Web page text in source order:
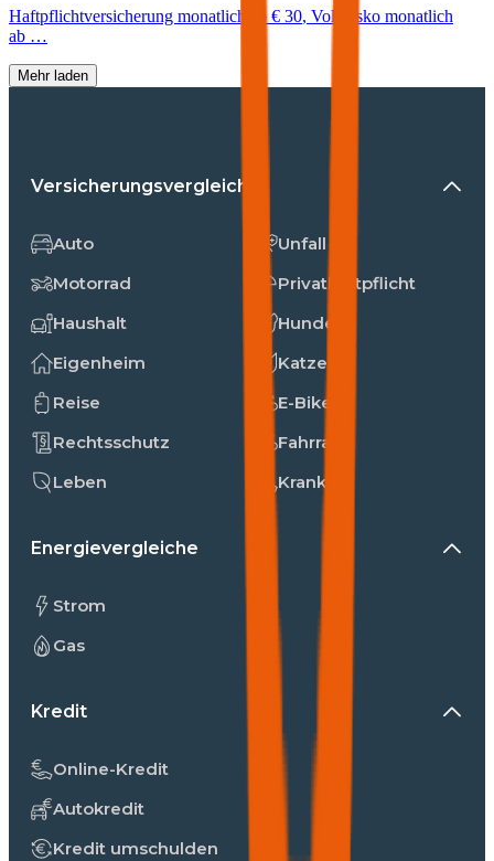
Haftpflichtversicherung monatlich ab € 30, Vollkasko monatlich
ab …
Mehr laden
Versicherungsvergleiche
Auto
Motorrad
Haushalt
Eigenheim
Reise
Rechtsschutz
Leben
Unfall
Privathaftpflicht
Hunde
Katzen
E-Bike
Fahrrad
Kranken
Energievergleiche
Strom
Gas
Kredit
Online-Kredit
Autokredit
Kredit umschulden